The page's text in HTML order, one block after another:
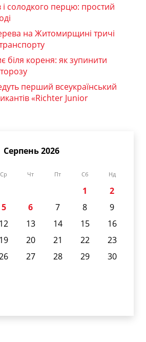
і солодкого перцю: простий
на Житомирщині тричі
біля кореня: як зупинити
перший всеукраїнський
«Richter Junior
Серпень 2026
Ср Чт Пт Сб Нд
1
2
5 6 7 8
9
12 13 14 15
16
19 20 21 22
23
27 28 29
30